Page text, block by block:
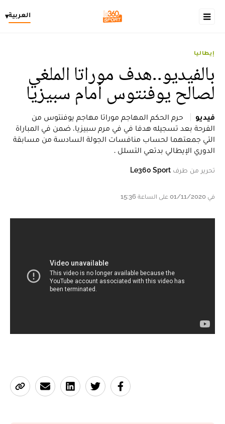
العربية▾
إيطاليا
بالفيديو..هدف موراتا الملغي
لصالح يوفنتوس أمام سبيزيا
فيديو
حرم الحكم المهاجم موراتا مهاجم يوفنتوس من
الفرحة بعد تسجيله هدفا في في مرم سبيزيا، ضمن في المباراة
التي جمعتهما لحساب منافسات الجولة السادسة من مسابقة
الدوري الإيطالي بدتعي التسلل .
تحرير من طرف Le360 Sport
في 01/11/2020 على الساعة 15:36